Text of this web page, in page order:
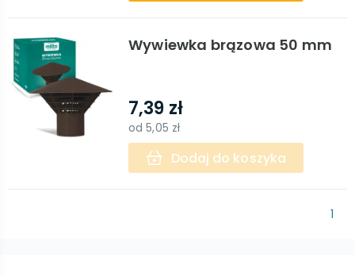
Wywiewka brązowa 50 mm
7,39 zł
od5,05 zł
Dodaj do koszyka
1